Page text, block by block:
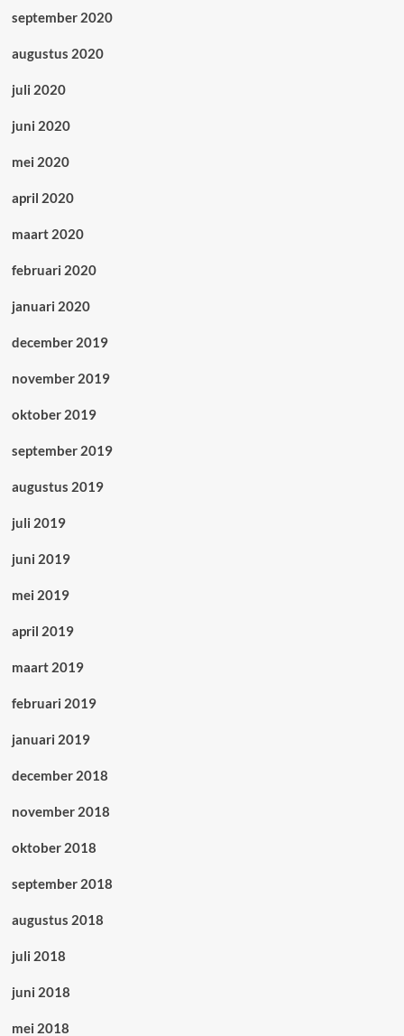
september 2020
augustus 2020
juli 2020
juni 2020
mei 2020
april 2020
maart 2020
februari 2020
januari 2020
december 2019
november 2019
oktober 2019
september 2019
augustus 2019
juli 2019
juni 2019
mei 2019
april 2019
maart 2019
februari 2019
januari 2019
december 2018
november 2018
oktober 2018
september 2018
augustus 2018
juli 2018
juni 2018
mei 2018